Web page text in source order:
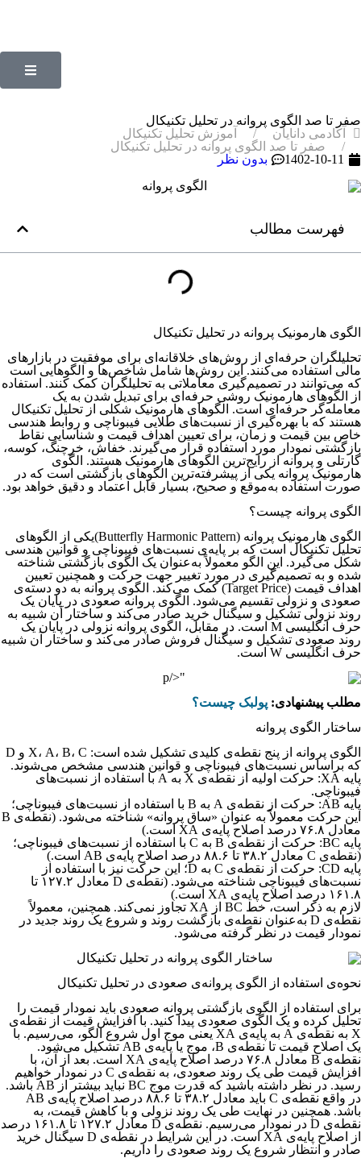
صفر تا صد الگوی پروانه در تحلیل تکنیکال
آکادمی دانایان
آموزش تحلیل تکنیکال
صفر تا صد الگوی پروانه در تحلیل تکنیکال
1402-10-11
بدون نظر
فهرست مطالب
الگوی هارمونیک پروانه در تحلیل تکنیکال
تحلیلگران حرفه‌ای از روش‌های خلاقانه‌ای برای موفقیت در بازارهای
مالی استفاده می‌کنند. این روش‌ها شامل شاخص‌‌ها و الگوهایی است
که می‌توانند در تصمیم‌گیری معاملاتی به تحلیلگران کمک کنند. استفاده
از الگوهای هارمونیک روشی حرفه‌ای برای تبدیل شدن به یک
معامله‌گر حرفه‌ای است. الگوهای هارمونیک شکلی از تحلیل تکنیکال
هستند که با بهره‌گیری از نسبت‌های طلایی فیبوناچی و روابط هندسی
خاص بین قیمت و زمان، برای تعیین اهداف قیمت و شناسایی نقاط
بازگشتی نمودار مورد استفاده قرار می‌گیرند. خفاش، خرچنگ، کوسه،
گارتلی و پروانه از رایج‌ترین الگوهای هارمونیک هستند. الگوی
هارمونیک پروانه یکی از پیشرفته‌ترین الگوهای بازگشتی است که در
صورت استفاده به‌موقع و صحیح، بسیار قابل اعتماد و دقیق خواهد بود.
الگوی پروانه چیست؟
الگوی هارمونیک پروانه (Butterfly Harmonic Pattern)یکی از الگوهای
تحلیل تکنیکال است که بر پایه‌ی نسبت‌های فیبوناچی و قوانین هندسی
شکل می‌گیرد. این الگو معمولاً به‌عنوان یک الگوی بازگشتی شناخته
شده و به تصمیم‌گیری در مورد تغییر جهت حرکت و همچنین تعیین
اهداف قیمت (Target Price) کمک می‌کند. الگوی پروانه‌ به دو دسته‌ی
صعودی و نزولی تقسیم می‌شود. الگوی پروانه صعودی در پایان یک
روند نزولی تشکیل و سیگنال خرید صادر می‌کند و ساختار آن شبیه به
حرف انگلیسی M است. در مقابل، الگوی پروانه نزولی در پایان یک
روند صعودی تشکیل و سیگنال فروش صادر می‌کند و ساختار آن شبیه
حرف انگلیسی W است.
مطلب پیشنهادی: پولبک چیست؟
ساختار الگوی پروانه
الگوی پروانه از پنج نقطه‌ی کلیدی تشکیل شده است: X، A، B، C و D
که براساس نسبت‌های فیبوناچی و قوانین هندسی مشخص می‌شوند.
پایه XA: حرکت اولیه از نقطه‌ی X به A با استفاده از نسبت‌های
فیبوناچی.
پایه AB: حرکت از نقطه‌ی A به B با استفاده از نسبت‌های فیبوناچی؛
این حرکت معمولاً به عنوان «ساق پروانه» شناخته می‌شود. (نقطه‌ی B
معادل ۷۶.۸ درصد اصلاح پایه‌ی XA است.)
پایه BC: حرکت از نقطه‌ی B به C با استفاده از نسبت‌های فیبوناچی؛
(نقطه‌ی C معادل ۳۸.۲ تا ۸۸.۶ درصد اصلاح پایه‌ی AB است.)
پایه CD: حرکت از نقطه‌ی C به D؛ این حرکت نیز با استفاده از
نسبت‌های فیبوناچی شناخته می‌شود. (نقطه‌ی D معادل ۱۲۷.۲ تا
۱۶۱.۸ درصد اصلاح پایه‌ی XA است.)
لازم به ذکر است، خط BC از XA تجاوز نمی‌کند. همچنین، معمولاً
نقطه‌ی D به‌عنوان نقطه‌ی بازگشت روند و شروع یک روند جدید در
نمودار قیمت در نظر گرفته می‌شود.
نحوه‌ی استفاده از الگوی پروانه‌ی صعودی در تحلیل تکنیکال
برای استفاده از الگوی بازگشتی پروانه صعودی باید نمودار قیمت را
تحلیل کرده و یک الگوی صعودی پیدا کنید. با افزایش قیمت از نقطه‌ی
X به نقطه‌ی A به پایه‌ی XA یعنی موج اول شروع الگو،‌ می‌رسیم. با
یک اصلاح قیمت تا نقطه‌ی B، موج یا پایه‌ی AB تشکیل می‌شود.
نقطه‌ی B معادل ۷۶.۸ درصد اصلاح پایه‌ی XA است. بعد از آن، با
افزایش قیمت طی یک روند صعودی، به نقطه‌ی C در نمودار خواهیم
رسید. در نظر داشته باشید که قدرت موج BC نباید بیشتر از AB باشد.
در واقع نقطه‌ی C باید معادل ۳۸.۲ تا ۸۸.۶ درصد اصلاح پایه‌ی AB
باشد. همچنین در نهایت طی یک روند نزولی و با کاهش قیمت، به
نقطه‌ی D در نمودار می‌رسیم. نقطه‌ی D معادل ۱۲۷.۲ تا ۱۶۱.۸ درصد
از اصلاح پایه‌ی XA است. در این شرایط در نقطه‌ی D سیگنال خرید
صادر و انتظار شروع یک روند صعودی را داریم.